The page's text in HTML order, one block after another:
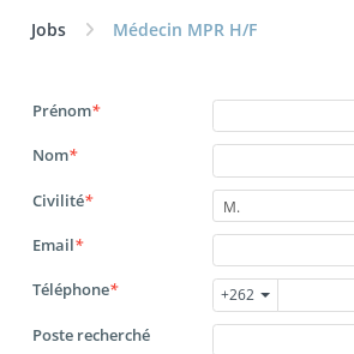
Jobs Médecin MPR H/F
Prénom*
Nom*
Civilité* M.
Email*
Téléphone* +262
Poste recherché